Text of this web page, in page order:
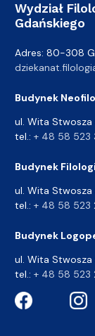
Wydział
Gdańskiego
Adres: 80-308
Budynek
ul. Wita Stwosza
tel.: + 48 58 523
Budynek
ul. Wita Stwosza
tel.: + 48 58 523
Budynek
ul. Wita Stwosza
tel.: + 48 58 523